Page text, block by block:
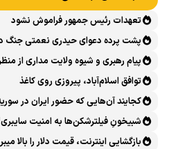
تعهدات رئیس جمهور فراموش نشود
پشت پرده دعوای حیدری نعمتی جنگ
پیام رهبری و شیوه ولایت مداری از
توافق اسلام‌آباد، پیروزی روی کاغذ
کجایند آن‌هایی که حضور ایران در
شبیخونِ فیلترشکن‌ها به امنیت
بازگشایی اینترنت، قیمت دلار را بالا